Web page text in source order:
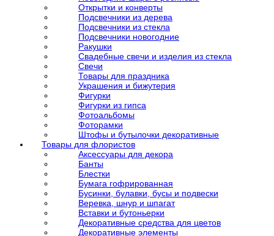
Открытки и конверты
Подсвечники из дерева
Подсвечники из стекла
Подсвечники новогодние
Ракушки
Свадебные свечи и изделия из стекла
Свечи
Товары для праздника
Украшения и бижутерия
Фигурки
Фигурки из гипса
Фотоальбомы
Фоторамки
Штофы и бутылочки декоративные
Товары для флористов
Аксессуары для декора
Банты
Блестки
Бумага гофрированная
Бусинки, булавки, бусы и подвески
Веревка, шнур и шпагат
Вставки и бутоньерки
Декоративные средства для цветов
Декоративные элементы